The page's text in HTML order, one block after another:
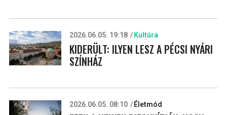
2026.06.05. 19:18 Kultúra
KIDERÜLT: ILYEN LESZ A PÉCSI NYÁRI
SZÍNHÁZ
2026.06.05. 08:10 Életmód